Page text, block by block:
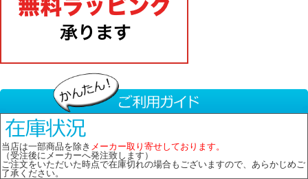
当店は一部商品を除き メーカー取り寄せしております。
（受注後にメーカーへ発注致します）
ご注文をいただいた時点で在庫切れの場合もございますので、あらかじめご
了承ください。